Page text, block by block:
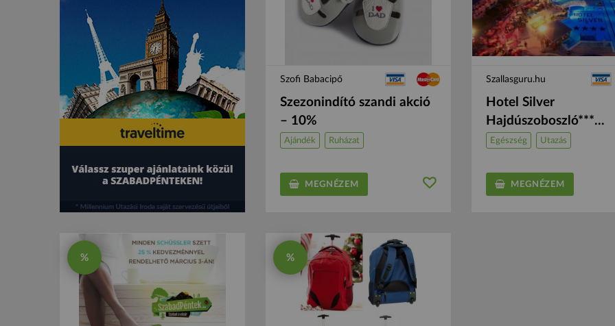
Szofi Babacipő
Szezonindító szandi akció
– 10%
Ajándék Ruházat
MEGNÉZEM
Szallasguru.hu
Hotel Silver
Hajdúszoboszló***...
Egészség Utazás
MEGNÉZEM
% %